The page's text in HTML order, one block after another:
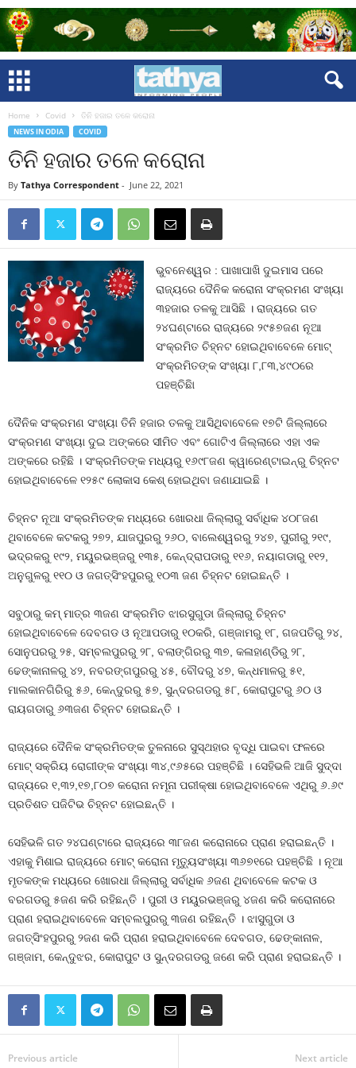
Home Covid ତିନି ହଜାର ତଳେ କରୋନା
NEWS IN ODIA COVID
ତିନି ହଜାର ତଳେ କରୋନା
By Tathya Correspondent - June 22, 2021
ଭୁବନେଶ୍ୱର : ପାଖାପାଖି ଦୁଇମାସ ପରେ
ରାଜ୍ୟରେ ଦୈନିକ କରୋନା ସଂକ୍ରମଣ ସଂଖ୍ୟା
୩ହଜାର ତଳକୁ ଆସିଛି । ରାଜ୍ୟରେ ଗତ
୨୪ଘଣ୍ଟାରେ ରାଜ୍ୟରେ ୨୯୫୭ଜଣ ନୂଆ
ସଂକ୍ରମିତ ଚିହ୍ନଟ ହୋଇଥିବାବେଳେ ମୋଟ୍‍
ସଂକ୍ରମିତଙ୍କ ସଂଖ୍ୟା ୮,୮୩,୪୯୦ରେ
ପହଞ୍ଚିଛିା
ଦୈନିକ ସଂକ୍ରମଣ ସଂଖ୍ୟା ତିନି ହଜାର ତଳକୁ ଆସିଥିବାବେଳେ ୧୭ଟି ଜିଲ୍ଲାରେ
ସଂକ୍ରମଣ ସଂଖ୍ୟା ଦୁଇ ଅଙ୍କରେ ସୀମିତ ଏବଂ ଗୋଟିଏ ଜିଲ୍ଲାରେ ଏହା ଏକ
ଅଙ୍କରେ ରହିଛି । ସଂକ୍ରମିତଙ୍କ ମଧ୍ୟରୁ ୧୬୯୮ଜଣ କ୍ୱାରେଣ୍ଟାଇନ୍‍ରୁ ଚିହ୍ନଟ
ହୋଇଥିବାବେଳେ ୧୨୫୯ ଲୋକାସ କେଶ୍‍ ହୋଇଥିବା ଜଣାଯାଇଛି ।
ଚିହ୍ନଟ ନୂଆ ସଂକ୍ରମିତଙ୍କ ମଧ୍ୟରେ ଖୋରଧା ଜିଲ୍ଲାରୁ ସର୍ବାଧିକ ୪୦୮ଜଣ
ଥିବାବେଳେ କଟକରୁ ୨୭୨, ଯାଜପୁରରୁ ୨୬୦, ବାଲେଶ୍ୱରରୁ ୨୪୭, ପୁରୀରୁ ୨୧୯,
ଭଦ୍ରକରୁ ୧୯୨, ମୟୁରଭଞ୍ଜରୁ ୧୩୫, କେନ୍ଦ୍ରାପଡାରୁ ୧୧୬, ନୟାଗଡାରୁ ୧୧୨,
ଅନୁଗୁଳରୁ ୧୧୦ ଓ ଜଗତ୍‍ସିଂହପୁରରୁ ୧୦୩ ଜଣ ଚିହ୍ନଟ ହୋଇଛନ୍ତି ।
ସବୁଠାରୁ କମ୍‍ ମାତ୍ର ୩ଜଣ ସଂକ୍ରମିତ ଝାରସୁଗୁଡା ଜିଲ୍ଲାରୁ ଚିହ୍ନଟ
ହୋଇଥିବାବେଳେ ଦେବଗଡ ଓ ନୂଆପଡାରୁ ୧୦କରି, ଗଞ୍ଜାମରୁ ୧୮, ଗଜପତିରୁ ୨୪,
ସୋନୁପରରୁ ୨୫, ସମ୍ବଲପୁରରୁ ୨୮, ବଲାଙ୍ଗିରରୁ ୩୭, କଳାହାଣ୍ଡିରୁ ୨୮,
ଢେଙ୍କାନାଳରୁ ୪୨, ନବରଙ୍ଗପୁରରୁ ୪୫, ବୌଦରୁ ୪୭, କନ୍ଧମାଳରୁ ୫୧,
ମାଲକାନଗିରିରୁ ୫୬, କେନ୍ଦୁରରୁ ୫୭, ସୁନ୍ଦରଗଡରୁ ୫୮, କୋରାପୁଟରୁ ୬୦ ଓ
ରାୟଗଡାରୁ ୬୩ଜଣ ଚିହ୍ନଟ ହୋଇଛନ୍ତି ।
ରାଜ୍ୟରେ ଦୈନିକ ସଂକ୍ରମିତଙ୍କ ତୁଳନାରେ ସୁସ୍ଥହାର ବୃଦ୍ଧି ପାଇବା ଫଳରେ
ମୋଟ୍‍ ସକ୍ରିୟ ରୋଗୀଙ୍କ ସଂଖ୍ୟା ୩୪,୯୬୫ରେ ପହଞ୍ଚିଛି । ସେହିଭଳି ଆଜି ସୁଦ୍ଦା
ରାଜ୍ୟରେ ୧,୩୨,୧୭,୮୦୭ କରୋନା ନମୂନା ପରୀକ୍ଷା ହୋଇଥିବାବେଳେ ଏଥିରୁ ୬.୬୯
ପ୍ରତିଶତ ପଜିଟିଭ ଚିହ୍ନଟ ହୋଇଛନ୍ତି ।
ସେହିଭଳି ଗତ ୨୪ଘଣ୍ଟାରେ ରାଜ୍ୟରେ ୩୮ଜଣ କରୋନାରେ ପ୍ରାଣ ହରାଇଛନ୍ତି ।
ଏହାକୁ ମିଶାଇ ରାଜ୍ୟରେ ମୋଟ୍‍ କରୋନା ମୃତ୍ୟୁସଂଖ୍ୟା ୩୬୭୧ରେ ପହଞ୍ଚିଛି । ନୂଆ
ମୃତକଙ୍କ ମଧ୍ୟରେ ଖୋରଧା ଜିଲ୍ଲାରୁ ସର୍ବାଧିକ ୬ଜଣ ଥିବାବେଳେ କଟକ ଓ
ବରଗଡରୁ ୫ଜଣ କରି ରହିଛନ୍ତି । ପୁରୀ ଓ ମୟୁରଭଞ୍ଜରୁ ୪ଜଣ କରି କରୋନାରେ
ପ୍ରାଣ ହରାଇଥିବାବେଳେ ସମ୍ବଲପୁରରୁ ୩ଜଣ ରହିଛନ୍ତି । ଝାସୁଗୁଡା ଓ
ଜଗତ୍‍ସିଂହପୁରରୁ ୨ଜଣ କରି ପ୍ରାଣ ହରାଇଥିବାବେଳେ ଦେବଗଡ, ଢେଙ୍କାନାଳ,
ଗଞ୍ଜାମ, କେନ୍ଦୁଝର, କୋରାପୁଟ ଓ ସୁନ୍ଦରଗଡରୁ ଜଣେ କରି ପ୍ରାଣ ହରାଇଛନ୍ତି ।
Previous article Next article